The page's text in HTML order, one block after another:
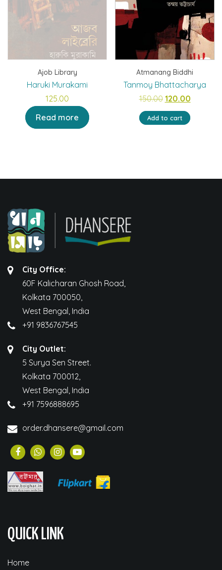
Ajob Library
Haruki Murakami
125.00
Read more
Atmanang Biddhi
Tanmoy Bhattacharya
150.00 Original
price
was:
120.00Current
Add to cart
City Office:
60F Kalicharan Ghosh Road,
Kolkata 700050,
West Bengal, India
+91 9836767545
City Outlet:
5 Surya Sen Street.
Kolkata 700012,
West Bengal, India
+91 7596888695
order.dhansere@gmail.com
QUICK LINK
Home